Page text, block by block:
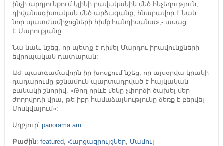
ինչի արդյունքում կլինի բավականին մեծ հնչեղություն,
դիվանագիտական մեծ արձագանք, հնարավոր է նաև
նոր պատժամիջոցների հիմք հանդիսանա»,- ասաց
Է.Մարուքյանը:
Նա նաև նշեց, որ պետք է դիմել Մարդու իրավունքների
եվրոպական դատարան:
ԱԺ պատգամավորն իր խոսքում նշեց, որ այսօրվա կրակի
դադարումը թշնամուն պարտադրված է հայկական
բանակի շնորիվ. «Թող որևէ մեկը չփորձի ծախել մեր
ժողովրդի վրա, թե իբր համաձայնությունը ձեռք է բերվել
Մոսկվայում»:
Աղբյուր՝ panorama.am
Բաժին: featured, Հարցազրույցներ, Մամուլ